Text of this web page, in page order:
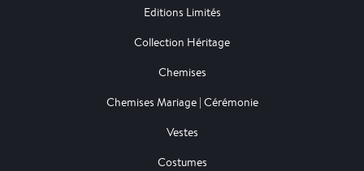
Editions Limités
Collection Héritage
Chemises
Chemises Mariage | Cérémonie
Vestes
Costumes